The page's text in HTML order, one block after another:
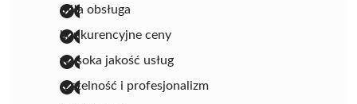
miła obsługa
konkurencyjne ceny
wysoka jakość usług
rzetelność i profesjonalizm